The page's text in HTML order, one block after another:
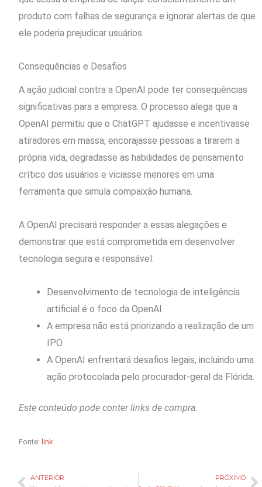
produto com falhas de segurança e ignorar alertas de que
ele poderia prejudicar usuários.
Consequências e Desafios
A ação judicial contra a OpenAI pode ter consequências
significativas para a empresa. O processo alega que a
OpenAI permitiu que o ChatGPT ajudasse e incentivasse
atiradores em massa, encorajasse pessoas a tirarem a
própria vida, degradasse as habilidades de pensamento
crítico dos usuários e viciasse menores em uma
ferramenta que simula compaixão humana.
A OpenAI precisará responder a essas alegações e
demonstrar que está comprometida em desenvolver
tecnologia segura e responsável.
Desenvolvimento de tecnologia de inteligência
artificial é o foco da OpenAI.
A empresa não está priorizando a realização de um
IPO.
A OpenAI enfrentará desafios legais, incluindo uma
ação protocolada pelo procurador-geral da Flórida.
Este conteúdo pode conter links de compra.
Fonte: link
ANTERIOR PRÓXIMO